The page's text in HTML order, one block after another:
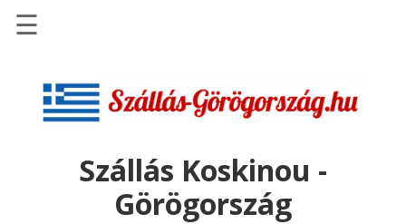
Szállások
Repülőjegy
pénzvisszatérítéssel
☰
Szállás Koskinou -
Görögország